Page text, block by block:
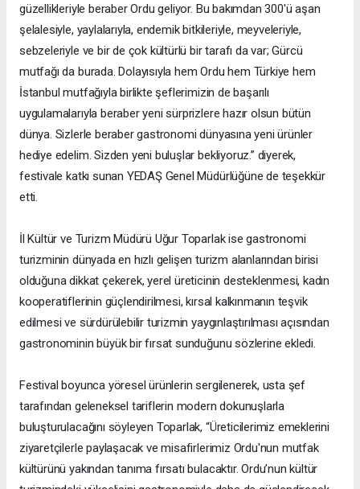
güzellikleriyle beraber Ordu geliyor. Bu bakımdan 300'ü aşan
şelalesiyle, yaylalarıyla, endemik bitkileriyle, meyveleriyle,
sebzeleriyle ve bir de çok kültürlü bir tarafı da var; Gürcü
mutfağı da burada. Dolayısıyla hem Ordu hem Türkiye hem
İstanbul mutfağıyla birlikte şeflerimizin de başarılı
uygulamalarıyla beraber yeni sürprizlere hazır olsun bütün
dünya. Sizlerle beraber gastronomi dünyasına yeni ürünler
hediye edelim. Sizden yeni buluşlar bekliyoruz.” diyerek,
festivale katkı sunan YEDAŞ Genel Müdürlüğüne de teşekkür
etti.
İl Kültür ve Turizm Müdürü Uğur Toparlak ise gastronomi
turizminin dünyada en hızlı gelişen turizm alanlarından birisi
olduğuna dikkat çekerek, yerel üreticinin desteklenmesi, kadın
kooperatiflerinin güçlendirilmesi, kırsal kalkınmanın teşvik
edilmesi ve sürdürülebilir turizmin yaygınlaştırılması açısından
gastronominin büyük bir fırsat sunduğunu sözlerine ekledi.
Festival boyunca yöresel ürünlerin sergilenerek, usta şef
tarafından geleneksel tariflerin modern dokunuşlarla
buluşturulacağını söyleyen Toparlak, “Üreticilerimiz emeklerini
ziyaretçilerle paylaşacak ve misafirlerimiz Ordu'nun mutfak
kültürünü yakından tanıma fırsatı bulacaktır. Ordu’nun kültür